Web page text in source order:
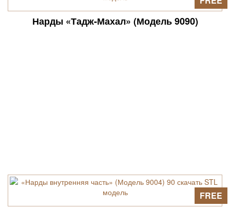
Нарды «Тадж-Махал» (Модель 9090)
FREE